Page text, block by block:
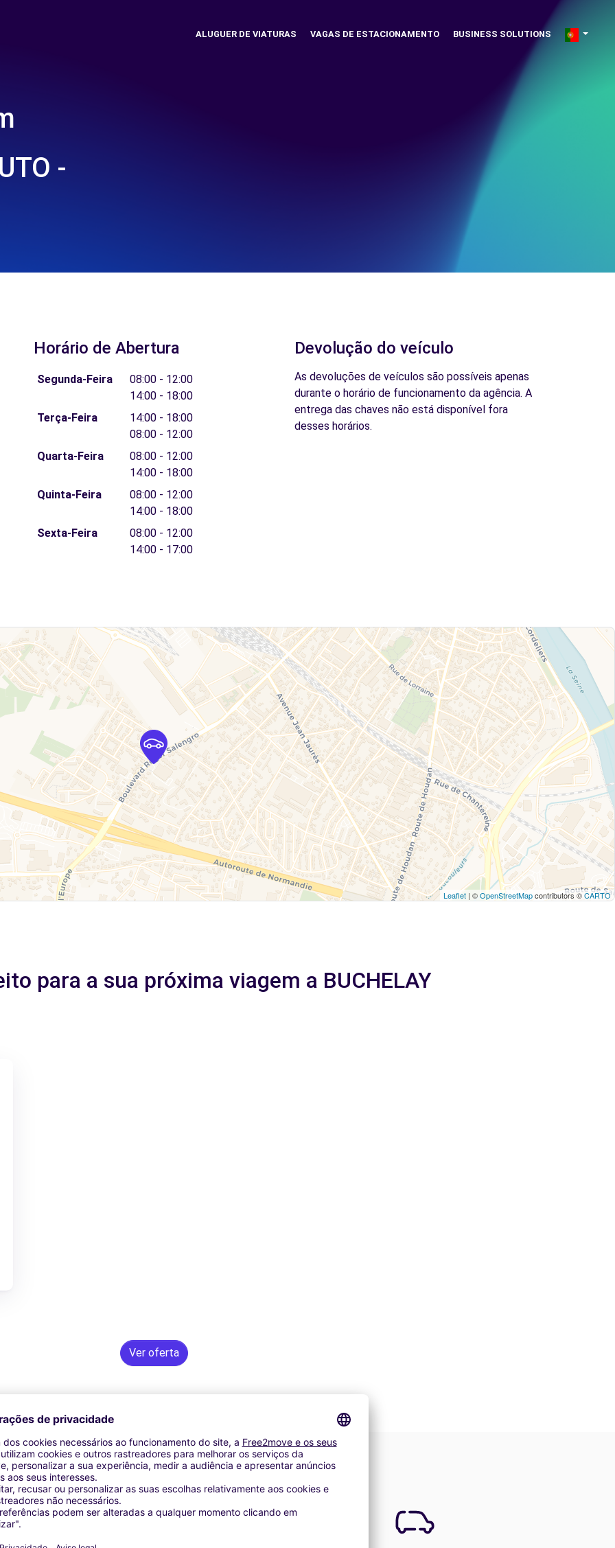
ALUGUER DE VIATURAS VAGAS DE ESTACIONAMENTO BUSINESS SOLUTIONS
-
Horário de Abertura
Segunda-Feira
08:00 - 12:00
14:00 - 18:00
Terça-Feira
14:00 - 18:00
08:00 - 12:00
Quarta-Feira
08:00 - 12:00
14:00 - 18:00
Quinta-Feira
08:00 - 12:00
14:00 - 18:00
Sexta-Feira
08:00 - 12:00
14:00 - 17:00
Devolução do veículo
As devoluções de veículos são possíveis apenas
durante o horário de funcionamento da agência. A
entrega das chaves não está disponível fora
desses horários.
Leaflet | ©OpenStreetMapcontributors ©CARTO
para a sua próxima viagem a BUCHELAY
Ver oferta